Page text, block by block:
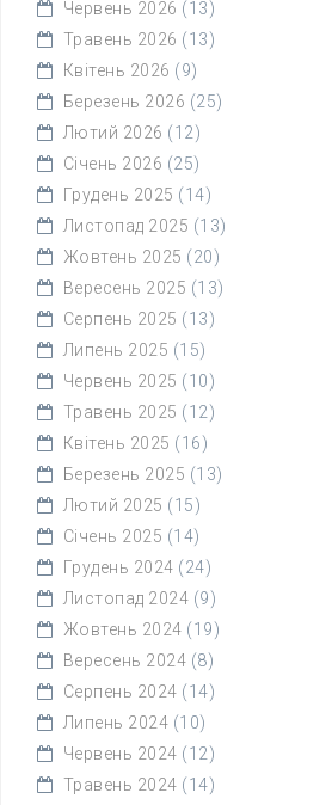
Червень 2026 (13)
Травень 2026 (13)
Квітень 2026 (9)
Березень 2026 (25)
Лютий 2026 (12)
Січень 2026 (25)
Грудень 2025 (14)
Листопад 2025 (13)
Жовтень 2025 (20)
Вересень 2025 (13)
Серпень 2025 (13)
Липень 2025 (15)
Червень 2025 (10)
Травень 2025 (12)
Квітень 2025 (16)
Березень 2025 (13)
Лютий 2025 (15)
Січень 2025 (14)
Грудень 2024 (24)
Листопад 2024 (9)
Жовтень 2024 (19)
Вересень 2024 (8)
Серпень 2024 (14)
Липень 2024 (10)
Червень 2024 (12)
Травень 2024 (14)